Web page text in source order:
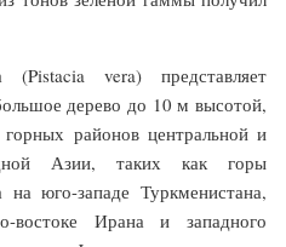
(Pistacia vera) представляет
дерево до 10 м высотой,
районов центральной и
Азии, таких как горы
на юго-западе Туркменистана,
востоке Ирана и западного